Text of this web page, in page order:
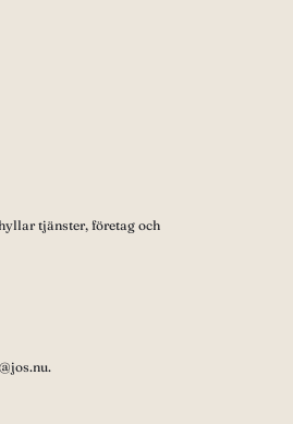
tjänster, företag och